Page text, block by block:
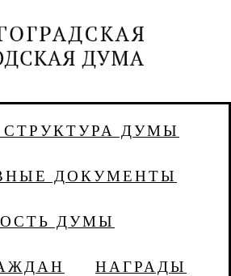
ДУМЫ
ДОКУМЕНТЫ
ДУМЫ
НАГРАДЫ